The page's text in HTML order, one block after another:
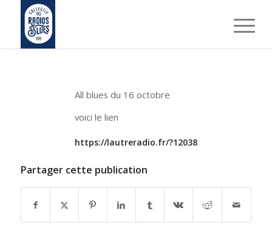
All blues du 16 octobre
voici le lien
https://lautreradio.fr/?12038
Partager cette publication